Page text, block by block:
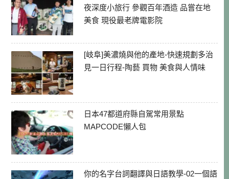
夜深度小旅行 參觀百年酒造 品嘗在地
美食 現役最老牌電影院
[岐阜]美濃燒與他的產地-快速規劃多治
見一日行程-陶藝 買物 美食與人情味
日本47都道府縣自駕常用景點
MAPCODE懶人包
你的名字台詞翻譯與日語教學-02一個語